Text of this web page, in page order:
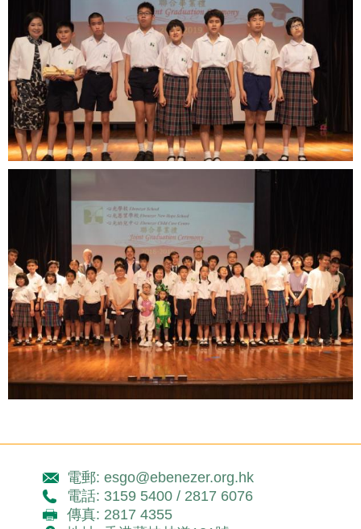
電郵: esgo@ebenezer.org.hk
電話: 3159 5400 / 2817 6076
傳真: 2817 4355